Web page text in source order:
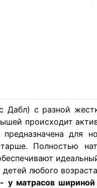
Дабл) с разной
происходит
для
Полностью
детей любого
матрасов